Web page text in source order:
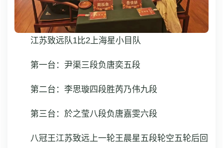
江苏致远队1比2上海星小目队
第一台：尹渠三段负唐奕五段
第二台：李思璇四段胜芮乃伟九段
第三台：於之莹八段负唐嘉雯六段
八冠王江苏致远上一轮王晨星五段轮空五轮后回